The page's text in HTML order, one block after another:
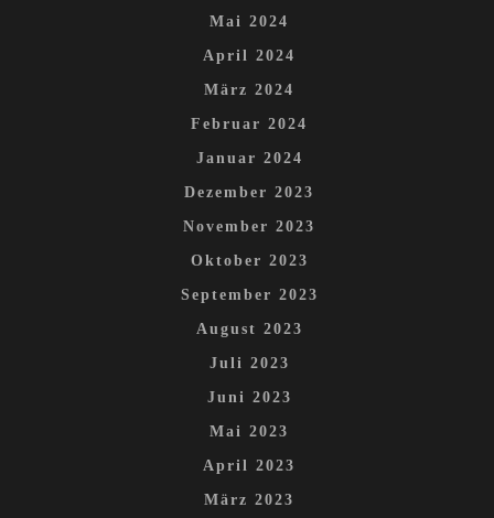
Mai 2024
April 2024
März 2024
Februar 2024
Januar 2024
Dezember 2023
November 2023
Oktober 2023
September 2023
August 2023
Juli 2023
Juni 2023
Mai 2023
April 2023
März 2023